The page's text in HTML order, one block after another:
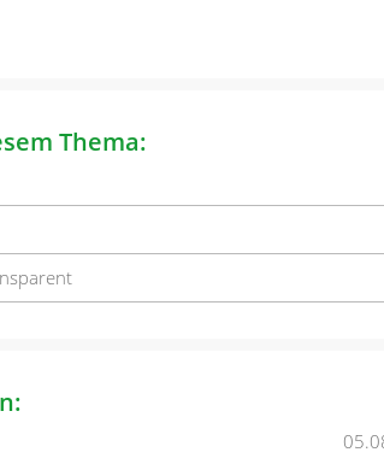
Thema: